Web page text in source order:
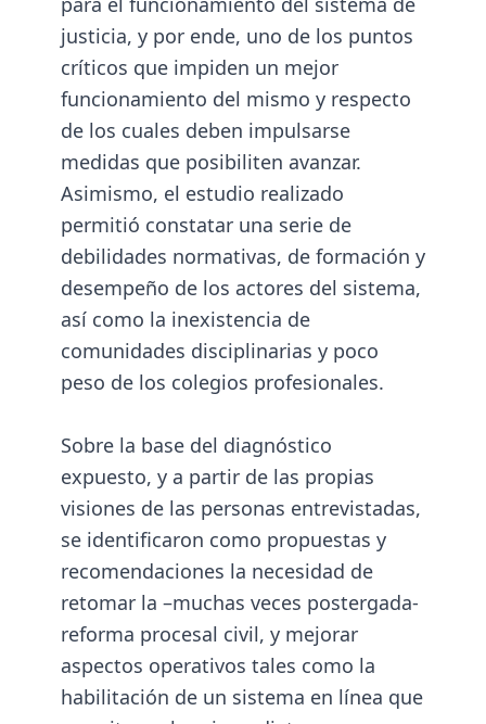
justicia, y por ende, uno de los puntos
críticos que impiden un mejor
funcionamiento del mismo y respecto
de los cuales deben impulsarse
medidas que posibiliten avanzar.
Asimismo, el estudio realizado
permitió constatar una serie de
debilidades normativas, de formación y
desempeño de los actores del sistema,
así como la inexistencia de
comunidades disciplinarias y poco
peso de los colegios profesionales.
Sobre la base del diagnóstico
expuesto, y a partir de las propias
visiones de las personas entrevistadas,
se identificaron como propuestas y
recomendaciones la necesidad de
retomar la –muchas veces postergada-
reforma procesal civil, y mejorar
aspectos operativos tales como la
habilitación de un sistema en línea que